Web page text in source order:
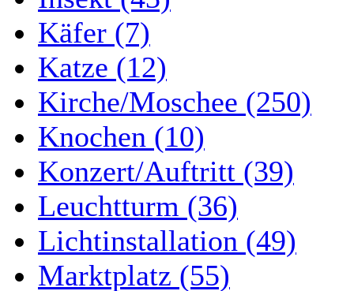
Käfer (7)
Katze (12)
Kirche/Moschee (250)
Knochen (10)
Konzert/Auftritt (39)
Leuchtturm (36)
Lichtinstallation (49)
Marktplatz (55)